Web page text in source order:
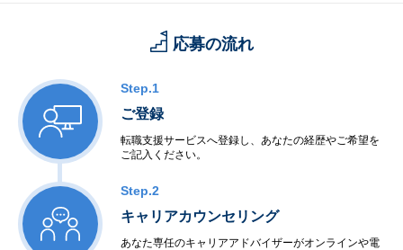
応募の流れ
Step.1
ご登録
転職支援サービスへ登録し、あなたの経歴やご希望を
ご記入ください。
Step.2
キャリアカウンセリング
あなた専任のキャリアアドバイザーがオンラインや電